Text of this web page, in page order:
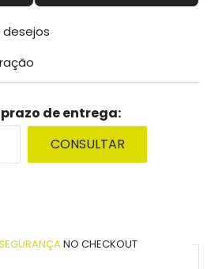
de entrega:
CONSULTAR
NO CHECKOUT